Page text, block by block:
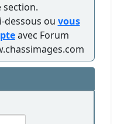
section.
dessous ou vous
avec Forum